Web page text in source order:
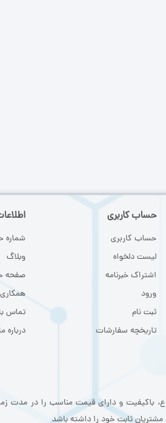
حساب کاربری
حساب کاربری
لیست دلخواه
اشتراک خبرنامه
ورود
ثبت نام
تاریخچه سفارشات
شماره
وبلاگ
صفحه
همکاری
تماس
درباره ما
باکیفیت و دارای قیمت مناسب را در
مشتریان ثابت خود را داشته باشد